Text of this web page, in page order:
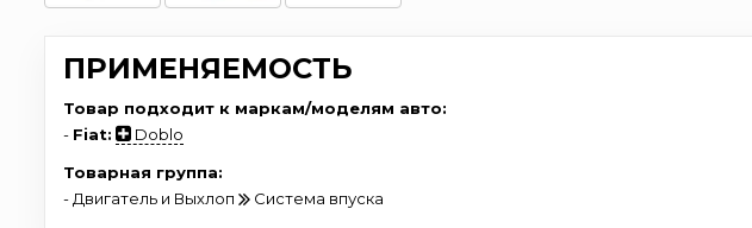
ПРИМЕНЯЕМОСТЬ
Товар подходит к маркам/моделям авто:
- Fiat:
Doblo
Товарная группа:
- Двигатель и Выхлоп
Система впуска